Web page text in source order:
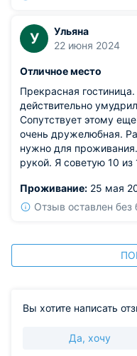
У
Ульяна
22 июня 2024
Отличное место
Прекрасная
действительно
Сопутствует этому
очень дружелюбная.
нужно для
рукой. Я советую 10 из
Проживание: 25 мая
Отзыв оставлен без
Вы хотите написать
Да, хочу